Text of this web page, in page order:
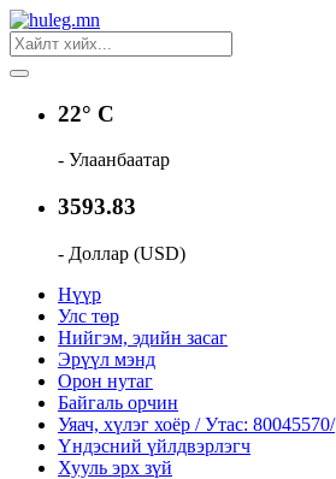
22° C
- Улаанбаатар
3593.83
- Доллар (USD)
Нүүр
Улс төр
Нийгэм, эдийн засаг
Эрүүл мэнд
Орон нутаг
Байгаль орчин
Уяач, хүлэг хоёр / Утас: 80045570/
Үндэсний үйлдвэрлэгч
Хууль эрх зүй